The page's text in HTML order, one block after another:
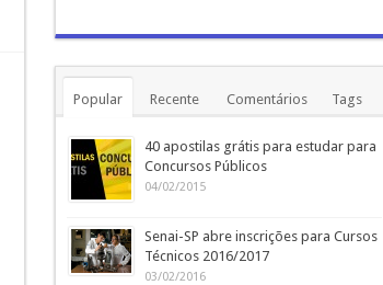
Popular Recente Comentários Tags
40 apostilas grátis para estudar para
Concursos Públicos
04/02/2015
Senai-SP abre inscrições para Cursos
Técnicos 2016/2017
03/02/2016